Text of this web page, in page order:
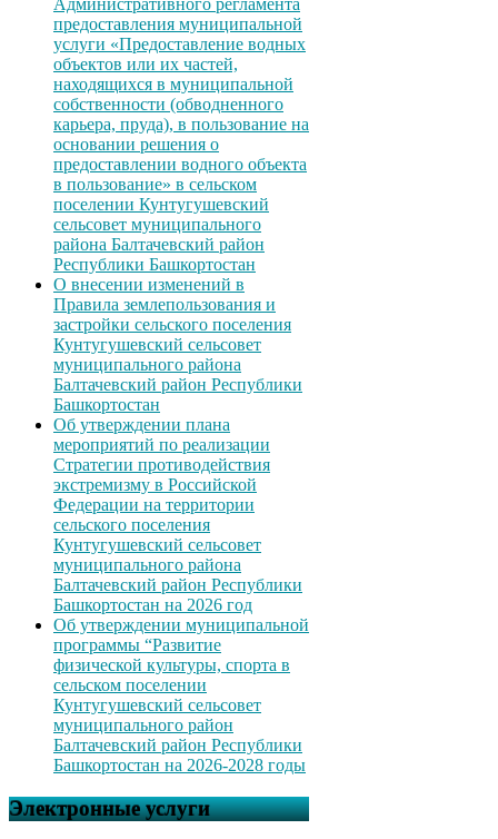
Административного регламента
предоставления муниципальной
услуги «Предоставление водных
объектов или их частей,
находящихся в муниципальной
собственности (обводненного
карьера, пруда), в пользование на
основании решения о
предоставлении водного объекта
в пользование» в сельском
поселении Кунтугушевский
сельсовет муниципального
района Балтачевский район
Республики Башкортостан
О внесении изменений в
Правила землепользования и
застройки сельского поселения
Кунтугушевский сельсовет
муниципального района
Балтачевский район Республики
Башкортостан
Об утверждении плана
мероприятий по реализации
Стратегии противодействия
экстремизму в Российской
Федерации на территории
сельского поселения
Кунтугушевский сельсовет
муниципального района
Балтачевский район Республики
Башкортостан на 2026 год
Об утверждении муниципальной
программы “Развитие
физической культуры, спорта в
сельском поселении
Кунтугушевский сельсовет
муниципального район
Балтачевский район Республики
Башкортостан на 2026-2028 годы
Электронные услуги